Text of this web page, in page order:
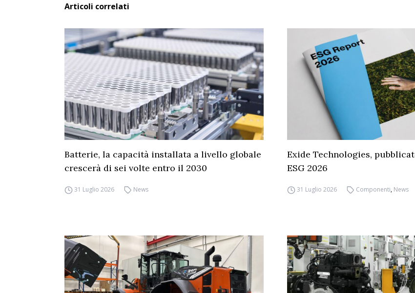
Articoli correlati
Batterie, la capacità installata a livello globale
crescerà di sei volte entro il 2030
31 Luglio 2026 News
Exide Technologies,
ESG 2026
31 Luglio 2026 Componenti, News